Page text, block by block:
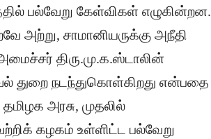
பல்வேறு கேள்விகள் எழுகின்றன.
அற்று, சாமானியருக்கு அநீதி
திரு.மு.க.ஸ்டாலின்
துறை நடந்துகொள்கிறது என்பதை
அரசு, முதலில்
கழகம் உள்ளிட்ட பல்வேறு